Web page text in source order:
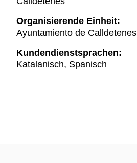
Organisierende Einheit:
Ayuntamiento de Calldetenes
Kundendienstsprachen:
Katalanisch, Spanisch